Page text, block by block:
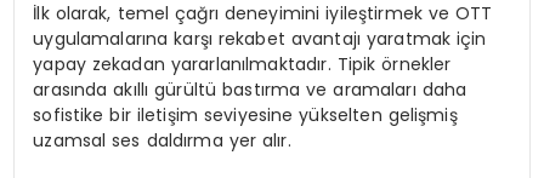
İlk olarak, temel çağrı deneyimini iyileştirmek ve OTT
uygulamalarına karşı rekabet avantajı yaratmak için
yapay zekadan yararlanılmaktadır. Tipik örnekler
arasında akıllı gürültü bastırma ve aramaları daha
sofistike bir iletişim seviyesine yükselten gelişmiş
uzamsal ses daldırma yer alır.